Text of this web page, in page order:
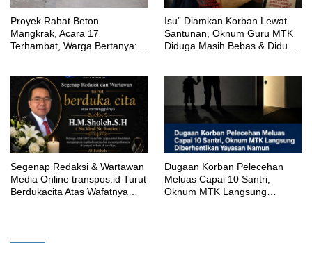
Proyek Rabat Beton
Mangkrak, Acara 17
Terhambat, Warga Bertanya:
‎Isu” Diamkan Korban Lewat
Santunan, Oknum Guru MTK
Diduga Masih Bebas & Diduga
Segenap Redaksi & Wartawan
Media Online transpos.id Turut
Berdukacita Atas Wafatnya
‎Dugaan Korban Pelecehan
Meluas Capai 10 Santri,
Oknum MTK Langsung